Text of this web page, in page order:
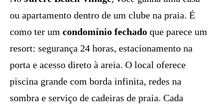
ou apartamento dentro de um clube na praia. É
como ter um condomínio fechado que parece um
resort: segurança 24 horas, estacionamento na
porta e acesso direto à areia. O local oferece
piscina grande com borda infinita, redes na
sombra e serviço de cadeiras de praia. Cada